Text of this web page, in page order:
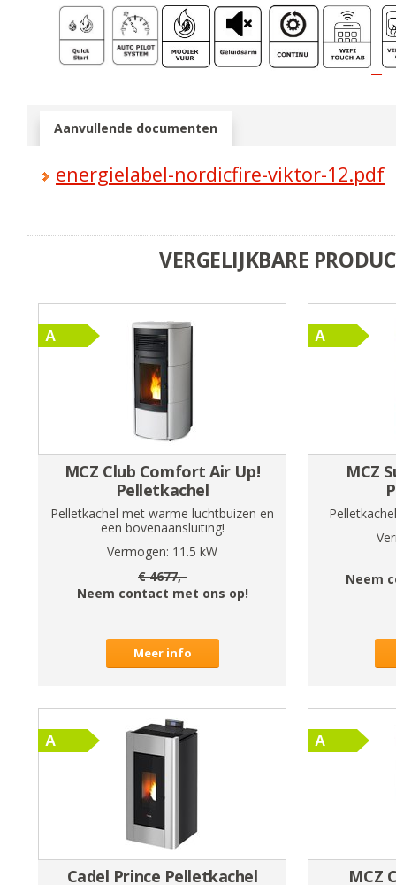
Aanvullende documenten
energielabel-nordicfire-viktor-12.pdf
VERGELIJKBARE
MCZ Club Comfort Air Up!
Pelletkachel
Pelletkachel met warme luchtbuizen en
een bovenaansluiting!
Vermogen: 11.5 kW
€4677,-
Neem contact met ons op!
Meer info
MCZ
Neem
Cadel Prince Pelletkachel
MCZ